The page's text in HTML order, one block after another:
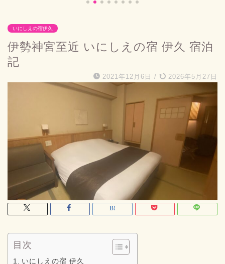
いにしえの宿伊久
伊勢神宮至近 いにしえの宿 伊久 宿泊
記
2021年12月6日 / 2026年5月27日
目次
いにしえの宿 伊久